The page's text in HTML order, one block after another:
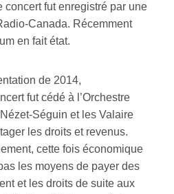
concert fut enregistré par une
Canada. Récemment
en fait état.
de 2014,
fut cédé à l’Orchestre
Séguin et les Valaire
les droits et revenus.
cette fois économique
les moyens de payer des
et les droits de suite aux